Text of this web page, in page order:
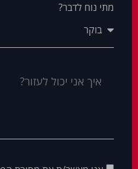
מתי נוח לדבר?